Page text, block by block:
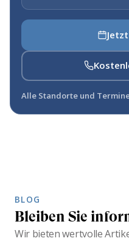
Alle Standorte und
BLOG
Bleiben Sie
Wir bieten wertvolle